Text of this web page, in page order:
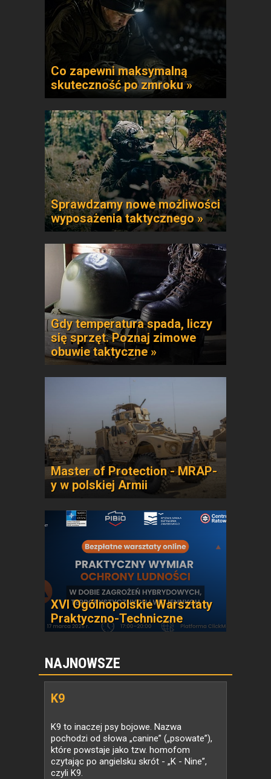
Co zapewni maksymalną
skuteczność po zmroku »
Sprawdzamy nowe możliwości
wyposażenia taktycznego »
Gdy temperatura spada, liczy
się sprzęt. Poznaj zimowe
obuwie taktyczne »
Master of Protection - MRAP-
y w polskiej Armii
XVI Ogólnopolskie Warsztaty
Praktyczno-Techniczne
NAJNOWSZE
K9
K9 to inaczej psy bojowe. Nazwa
pochodzi od słowa „canine” („psowate”),
które powstaje jako tzw. homofom
czytając po angielsku skrót - „K - Nine”,
czyli K9.